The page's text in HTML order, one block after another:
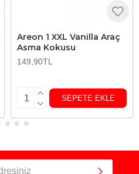
Areon 1 XXL Vanilla Araç
Asma Kokusu
149,90TL
SEPETE EKLE